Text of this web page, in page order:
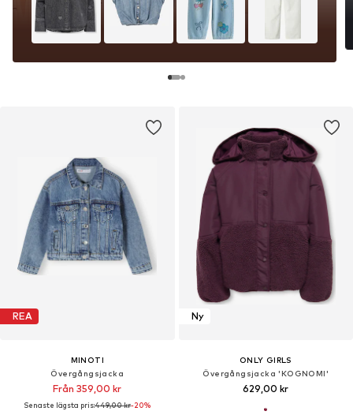
REA
MINOTI
Övergångsjacka
Från 359,00 kr
Senaste lägsta pris:449,00 kr-20%
Ny
ONLY GIRLS
Övergångsjacka 'KOGNOMI'
629,00 kr